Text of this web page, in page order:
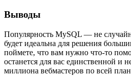
Выводы
Популярность MySQL — не
будет идеальна для решения
поймете, что вам нужно что-то
останется для вас единственной и
миллиона вебмастеров по всей